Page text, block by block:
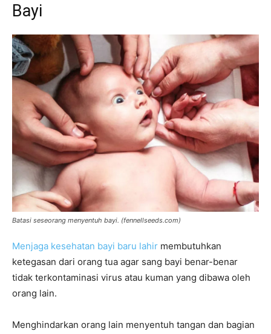
Bayi
Batasi seseorang menyentuh bayi. (fennellseeds.com)
Menjaga kesehatan bayi baru lahir membutuhkan
ketegasan dari orang tua agar sang bayi benar-benar
tidak terkontaminasi virus atau kuman yang dibawa oleh
orang lain.
Menghindarkan orang lain menyentuh tangan dan bagian